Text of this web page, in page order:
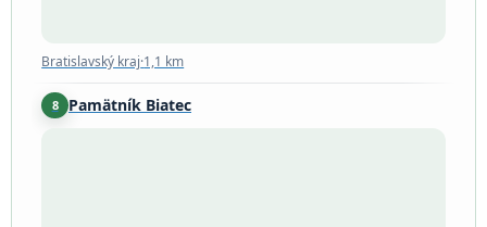
Bratislavský kraj·1,1 km
8 Pamätník Biatec